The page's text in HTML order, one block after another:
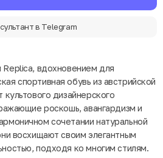
в Telegram
вдохновением для
спортивная обувь из австрийской
дизайнерского
роскошь, авангардизм и
сочетании натуральной
восхищают своим элегантным
подходя ко многим стилям.